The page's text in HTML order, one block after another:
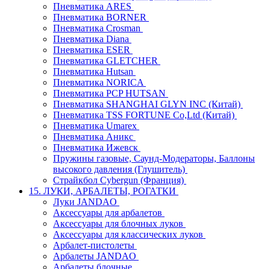
Пневматика ARES
Пневматика BORNER
Пневматика Crosman
Пневматика Diana
Пневматика ESER
Пневматика GLETCHER
Пневматика Hutsan
Пневматика NORICA
Пневматика PCP HUTSAN
Пневматика SHANGHAI GLYN INC (Китай)
Пневматика TSS FORTUNE Co,Ltd (Китай)
Пневматика Umarex
Пневматика Аникс
Пневматика Ижевск
Пружины газовые, Саунд-Модераторы, Баллоны
высокого давления (Глушитель)
Страйкбол Cybergun (Франция)
15. ЛУКИ, АРБАЛЕТЫ, РОГАТКИ
Луки JANDAO
Аксессуары для арбалетов
Аксессуары для блочных луков
Аксессуары для классических луков
Арбалет-пистолеты
Арбалеты JANDAO
Арбалеты блочные